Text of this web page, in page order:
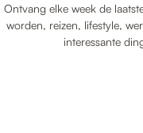
Ontvang elke week de
worden, reizen, lifestyle,
interessante